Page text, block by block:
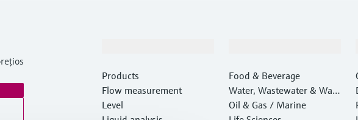
Products
Flow measurement
Level
Food & Beverage
Water, Wastewater & Wast
e
Oil & Gas / Marine